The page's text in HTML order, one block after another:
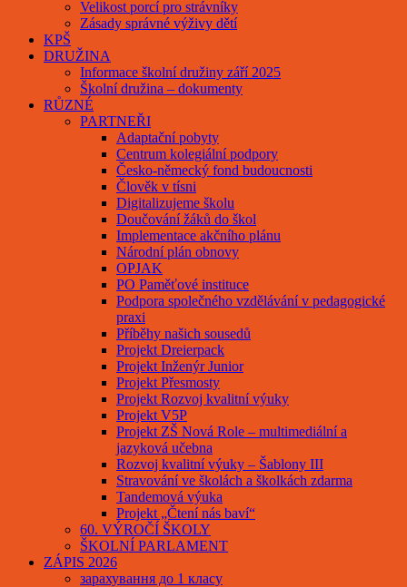
Velikost porcí pro strávníky
Zásady správné výživy dětí
KPŠ
DRUŽINA
Informace školní družiny září 2025
Školní družina – dokumenty
RŮZNÉ
PARTNEŘI
Adaptační pobyty
Centrum kolegiální podpory
Česko-německý fond budoucnosti
Člověk v tísni
Digitalizujeme školu
Doučování žáků do škol
Implementace akčního plánu
Národní plán obnovy
OPJAK
PO Paměťové instituce
Podpora společného vzdělávání v pedagogické
praxi
Příběhy našich sousedů
Projekt Dreierpack
Projekt Inženýr Junior
Projekt Přesmosty
Projekt Rozvoj kvalitní výuky
Projekt V5P
Projekt ZŠ Nová Role – multimediální a
jazyková učebna
Rozvoj kvalitní výuky – Šablony III
Stravování ve školách a školkách zdarma
Tandemová výuka
Projekt „Čtení nás baví“
60. VÝROČÍ ŠKOLY
ŠKOLNÍ PARLAMENT
ZÁPIS 2026
зарахування до 1 класу